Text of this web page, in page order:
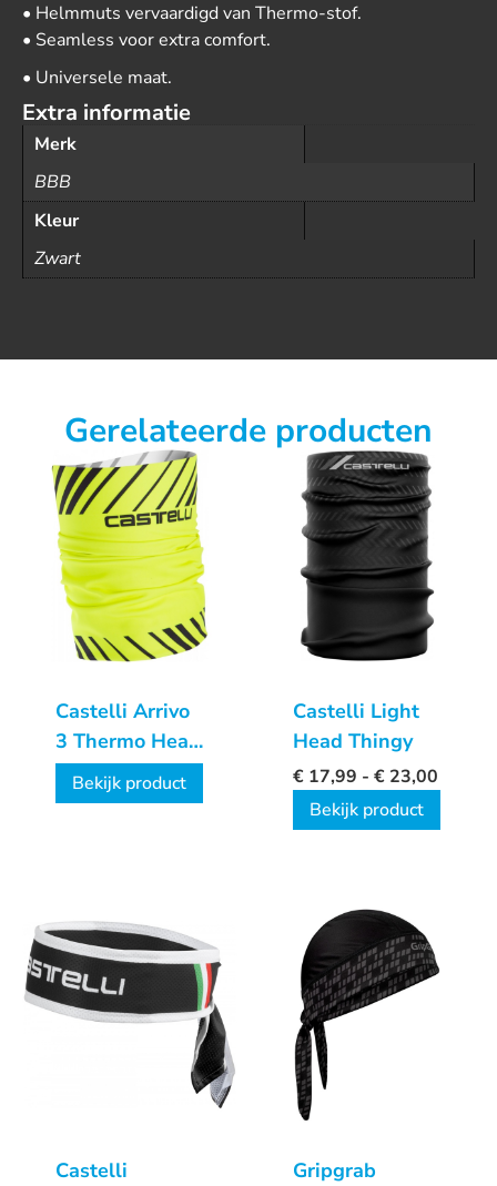
• Helmmuts vervaardigd van Thermo-stof.
• Seamless voor extra comfort.
• Universele maat.
Extra informatie
Merk
BBB
Kleur
Zwart
Gerelateerde producten
Castelli Arrivo
3 Thermo Head
Thingy
Bekijk product
Castelli Light
Head Thingy
€ 17,99 - € 23,00
Bekijk product
Castelli
Gripgrab